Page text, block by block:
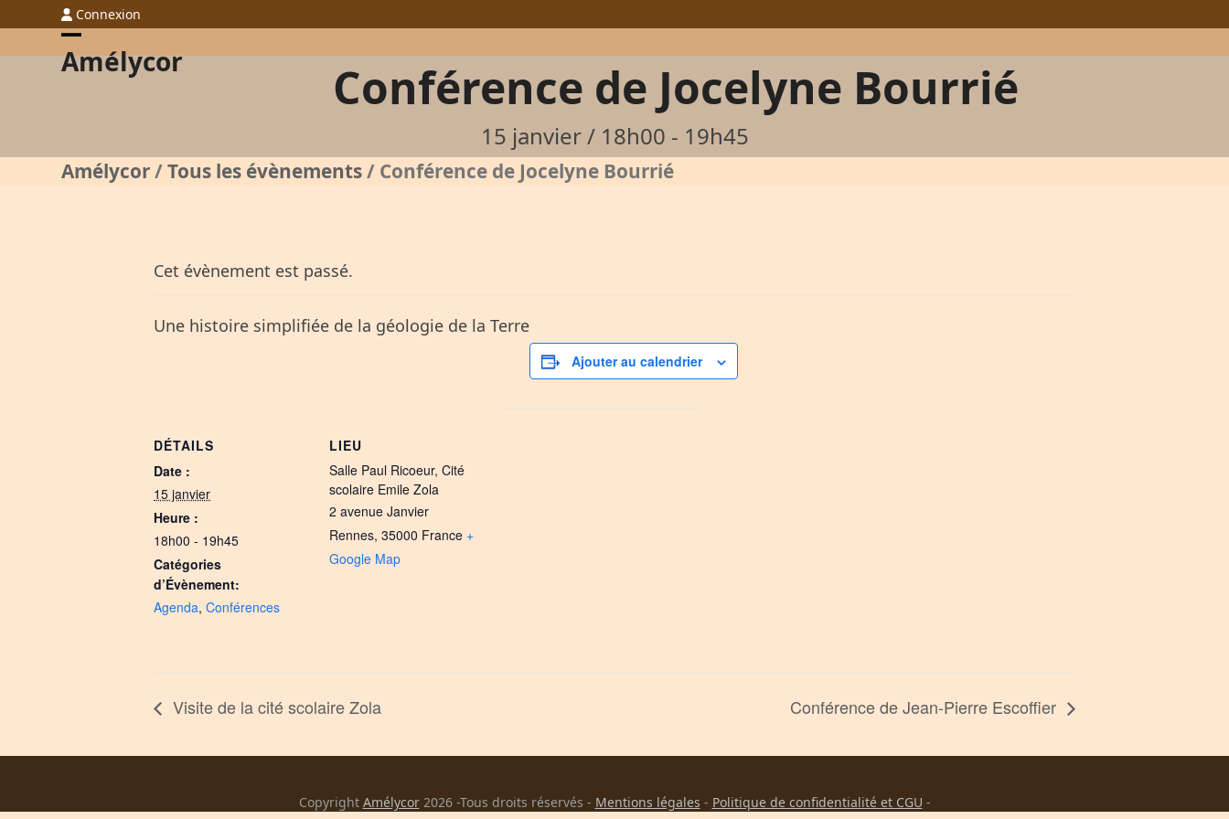
to
content
Connexion
Amélycor
Open
Close
Conférence de Jocelyne Bourrié
15 janvier / 18h00 - 19h45
Amélycor/Tous les évènements/ Conférence de Jocelyne Bourrié
Cet évènement est passé.
Une histoire simplifiée de la géologie de la Terre
Ajouter au calendrier
DÉTAILS
Date :
15 janvier
Heure :
18h00 - 19h45
Catégories
d’Évènement:
Agenda, Conférences
LIEU
Salle Paul Ricoeur, Cité
scolaire Emile Zola
2 avenue Janvier
Rennes, 35000 France +
Google Map
Visite de la cité scolaire Zola Conférence de Jean-Pierre Escoffier
Copyright Amélycor2026 -Tous droits réservés - Mentions légales - Politique de confidentialité et CGU -